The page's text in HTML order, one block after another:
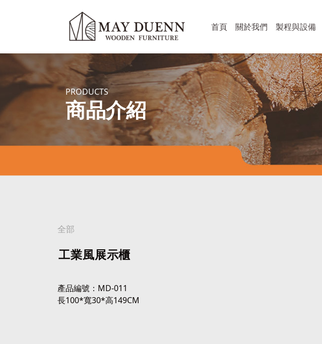
首頁 關於我們 製程與設備
PRODUCTS
商品介紹
工業風展示櫃
產品編號：MD-011
長100*寬30*高149CM
全部